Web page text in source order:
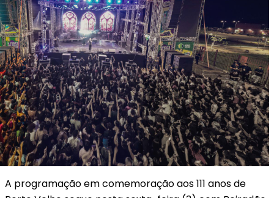
A programação em comemoração aos 111 anos de